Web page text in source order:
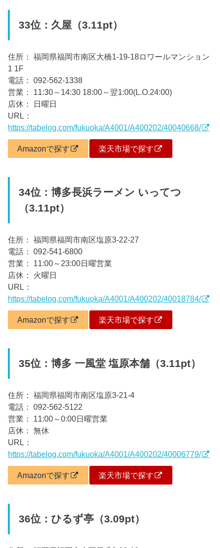
33位：久屋（3.11pt）
住所： 福岡県福岡市南区大橋1-19-18ロワールマンション
1 1F
電話： 092-562-1338
営業： 11:30～14:30 18:00～翌1:00(L.O.24:00)
店休： 日曜日
URL：
https://tabelog.com/fukuoka/A4001/A400202/40040668/
Amazonで探す 楽天市場で探す
34位：博多長浜ラーメン いってつ
（3.11pt）
住所： 福岡県福岡市南区塩原3-22-27
電話： 092-541-6800
営業： 11:00～23:00日曜営業
店休： 火曜日
URL：
https://tabelog.com/fukuoka/A4001/A400202/40018784/
Amazonで探す 楽天市場で探す
35位：博多 一風堂 塩原本舗（3.11pt）
住所： 福岡県福岡市南区塩原3-21-4
電話： 092-562-5122
営業： 11:00～0:00日曜営業
店休： 無休
URL：
https://tabelog.com/fukuoka/A4001/A400202/40006779/
Amazonで探す 楽天市場で探す
36位：ひるず亭（3.09pt）